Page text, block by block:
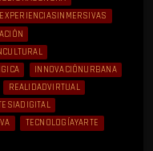
EXPERIENCIASINMERSIVAS
INNOVACIÓNURBANA
REALIDADVIRTUAL
TECNOLOGÍAYARTE